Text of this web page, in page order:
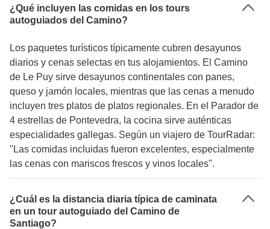
¿Qué incluyen las comidas en los tours
autoguiados del Camino?
Los paquetes turísticos típicamente cubren desayunos
diarios y cenas selectas en tus alojamientos. El Camino
de Le Puy sirve desayunos continentales con panes,
queso y jamón locales, mientras que las cenas a menudo
incluyen tres platos de platos regionales. En el Parador de
4 estrellas de Pontevedra, la cocina sirve auténticas
especialidades gallegas. Según un viajero de TourRadar:
"Las comidas incluidas fueron excelentes, especialmente
las cenas con mariscos frescos y vinos locales".
¿Cuál es la distancia diaria típica de caminata
en un tour autoguiado del Camino de
Santiago?